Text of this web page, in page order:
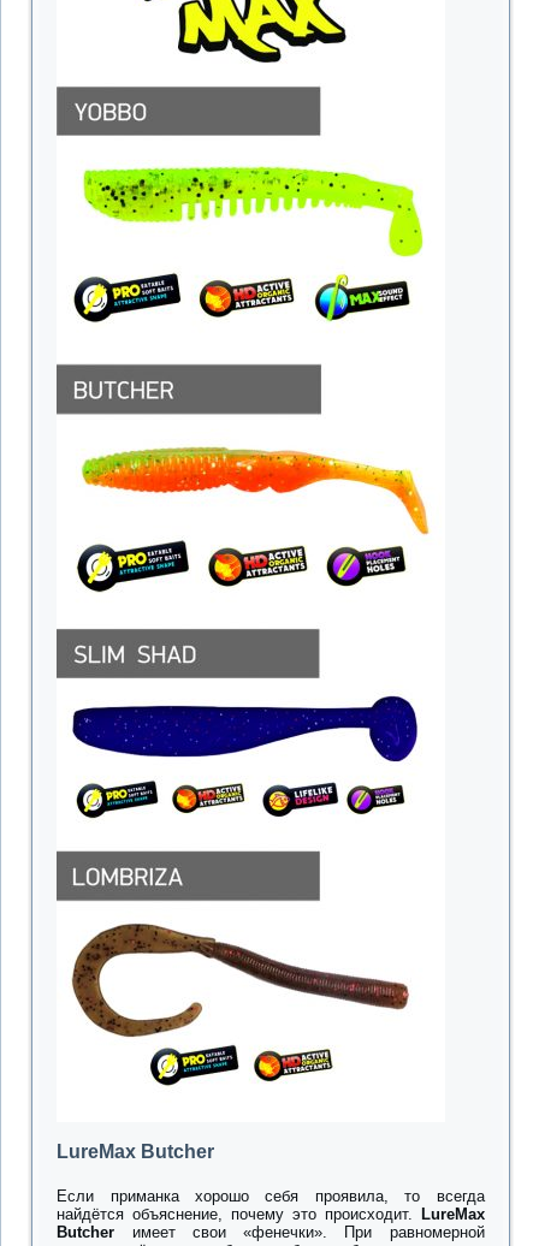
LureMax Butcher
Если приманка хорошо себя проявила, то всегда
найдётся объяснение, почему это происходит.
LureMax
Butcher имеет свои «фенечки». При равномерной